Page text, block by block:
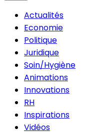
Actualités
Economie
Politique
Juridique
Soin/Hygiène
Animations
Innovations
RH
Inspirations
Vidéos